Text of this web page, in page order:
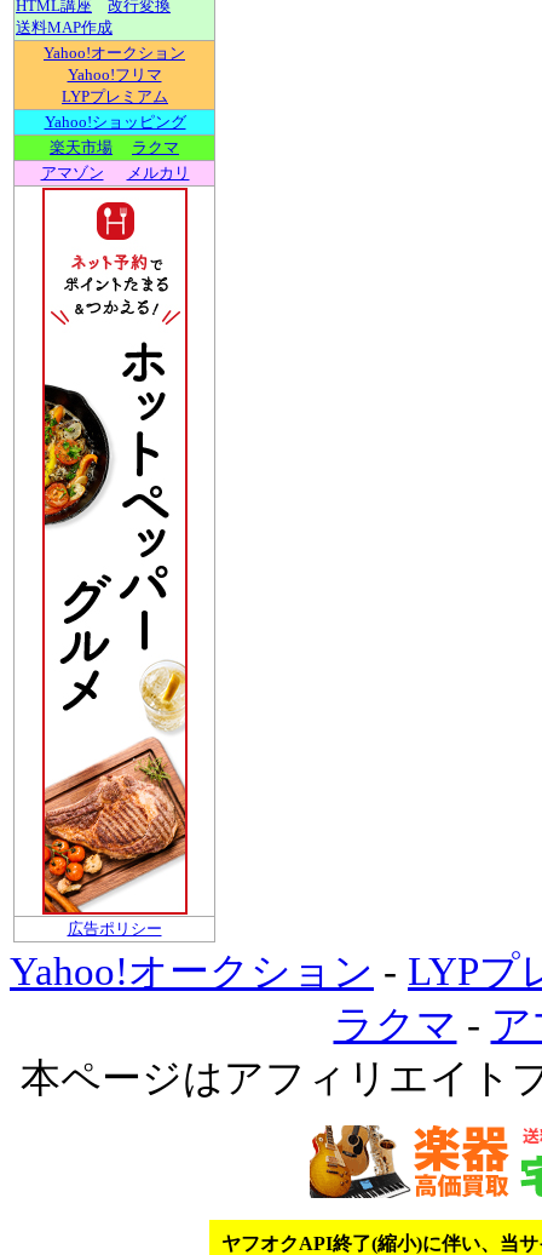
HTML講座
改行変換
送料MAP作成
Yahoo!オークション
Yahoo!フリマ
LYPプレミアム
Yahoo!ショッピング
楽天市場
ラクマ
アマゾン
メルカリ
広告ポリシー
Yahoo!オークション - LYPプ
ラクマ -
本ページはアフィリエイト
ヤフオクAPI終了(縮小)に伴い、当